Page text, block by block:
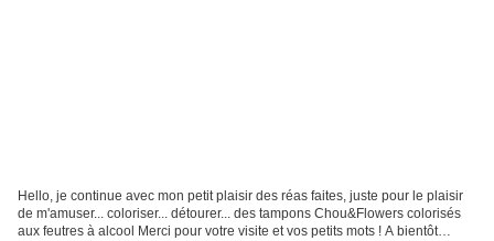
Hello, je continue avec mon petit plaisir des réas faites, juste pour le plaisir
de m'amuser... coloriser... détourer... des tampons Chou&Flowers colorisés
aux feutres à alcool Merci pour votre visite et vos petits mots ! A bientôt